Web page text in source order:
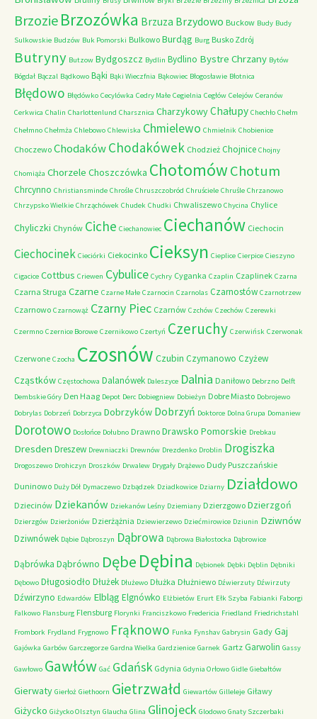
Brzozie Brzozówka Brzuza Brzydowo Buckow Budy Budy
Sulkowskie Budzów Buk Pomorski Bulkowo Burdąg Burg Busko Zdrój
Butryny Butzow Bydgoszcz Bydlin Bydlino Bystre Chrzany Bytów
Bógdał Bączal Bądkowo Bąki Bąki Wieczfnia Bąkowiec Błogosławie Błotnica
Błędowo Błędówko Cecylówka Cedry Małe Cegielnia Cegłów Celejów Ceranów
Cerkwica Chalin Charlottenlund Charsznica CharzykowyChałupy Chechło Chełm
Chełmno Chełmża Chlebowo Chlewiska Chmielewo Chmielnik Chobienice
Choczewo ChodakówChodakówek Chodzież Chojnice Chojny
Chomiąża Chorzele Choszczówka ChotomówChotum
Chrcynno Christiansminde Chrośle Chruszczobród Chruściele Chruśle Chrzanowo
Chrzypsko Wielkie Chrząchówek Chudek Chudki Chwaliszewo Chycina Chylice
Chyliczki Chynów Ciche Ciechanowiec Ciechanów Ciechocin
Ciechocinek Cieciórki Ciekocinko Cieksyn Cieplice Cierpice Cieszyno
Cigacice Cottbus Criewen Cybulice Cychry Cyganka Czaplin Czaplinek Czarna
Czarna Struga Czarne Czarne Małe Czarnocin Czarnolas Czarnostów Czarnotrzew
Czarnowo Czarnowąż Czarny Piec Czarnów Czchów Czechów Czerewki
Czermno Czernice Borowe Czernikowo Czertyń Czeruchy Czerwińsk Czerwonak
Czerwone Czocha Czosnów Czubin Czymanowo Czyżew
Cząstków Częstochowa Dalanówek Daleszyce Dalnia Daniłowo Debrzno Delft
Dembskie Góry Den Haag Depot Derc Dobiegniew Dobieżyn Dobre Miasto Dobrojewo
Dobrylas Dobrzeń Dobrzyca Dobrzyków Dobrzyń Doktorce Dolna Grupa Domaniew
Dorotowo Dosłońce Dołubno Drawno Drawsko Pomorskie Drebkau
Dresden Dreszew Drewniaczki Drewnów Drezdenko Droblin Drogiszka
Drogoszewo Drohiczyn Droszków Drwalew Drygały Drążewo Dudy Puszczańskie
Duninowo Duży Dół Dymaczewo Dzbądzek Dziadkowice Dziarny Działdowo
Dziecinów Dziekanów Dziekanów Leśny Dziemiany Dzierzgowo Dzierzgoń
Dzierzgów Dzierżoniów Dzierżążnia Dziewierzewo Dziećmirowice Dziunin Dziwnów
Dziwnówek Dąbie Dąbroszyn Dąbrowa Dąbrowa Białostocka Dąbrowice
Dąbrówka Dąbrówno Dębe Dębina Dębionek Dębki Dęblin Dębniki
Dębowo Długosiodło Dłużek Dłużewo Dłużka Dłużniewo Dźwierzuty Dźwirzuty
Dźwirzyno Edwardów Elbląg Elgnówko Elżbietów Erurt Ełk Szyba Fabianki Faborgi
Falkowo Flansburg Flensburg Florynki Franciszkowo Fredericia Friedland Friedrichstahl
Frombork Frydland Frygnowo Frąknowo Funka Fynshav Gabrysin Gady Gaj
Gajówka Garbów Garczegorze Gardna Wielka Gardzienice Garnek Gartz Garwolin Gassy
Gawłowo Gawłów Gać Gdańsk Gdynia Gdynia Orłowo Gidle Giebałtów
Gierwaty Gierłoż Giethoorn Gietrzwałd Giewartów Gilleleje Giławy
Giżycko Giżycko Olsztyn Glaucha Glina Glinojeck Glodowo Gnaty Szczerbaki